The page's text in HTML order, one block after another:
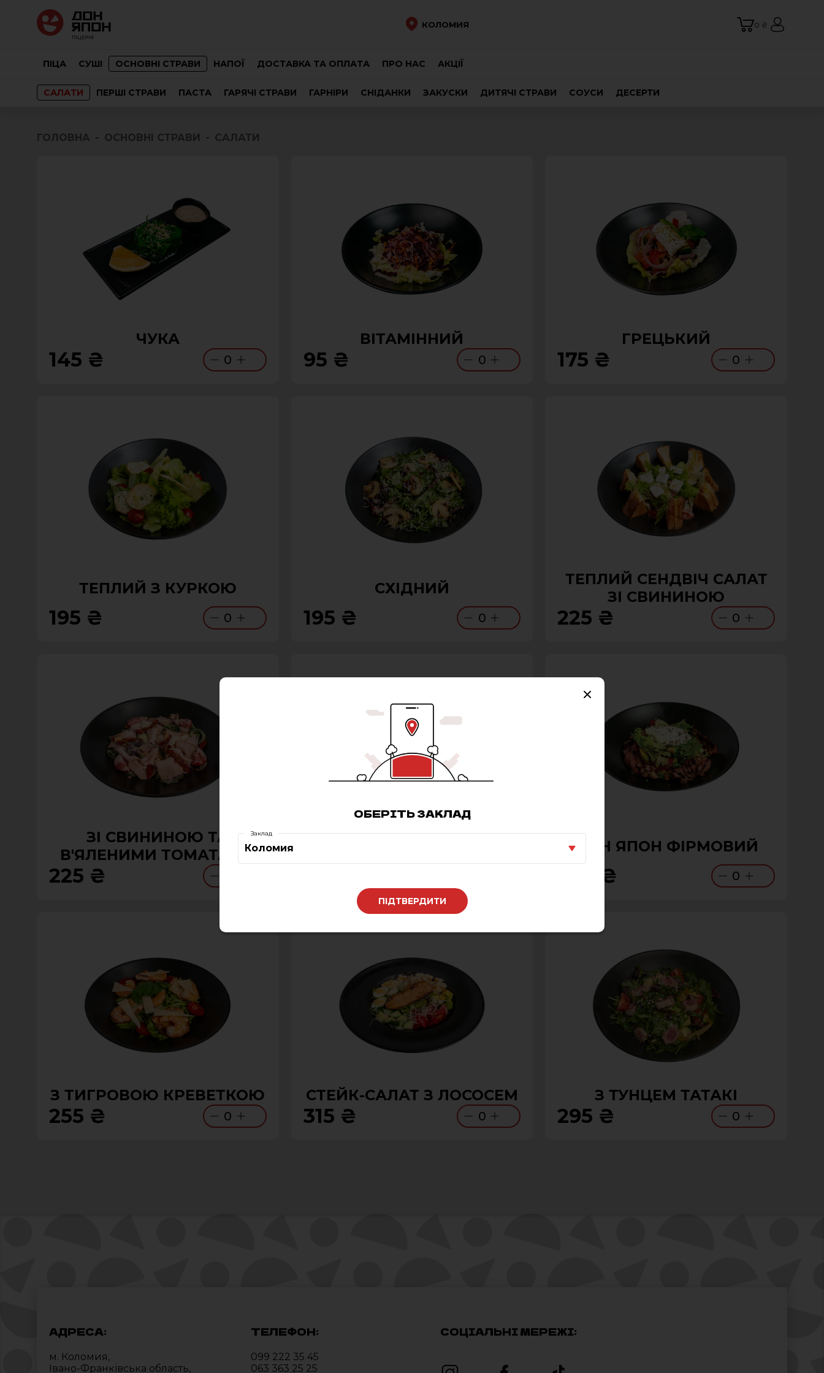
КОЛОМИЯ 0 ₴
ПІЦА СУШІ ОСНОВНІ СТРАВИ НАПОЇ ДОСТАВКА ТА ОПЛАТА ПРО НАС АКЦІЇ
САЛАТИ ПЕРШІ СТРАВИ ПАСТА ГАРЯЧІ СТРАВИ ГАРНІРИ СНІДАНКИ ЗАКУСКИ ДИТЯЧІ СТРАВИ СОУСИ ДЕСЕРТИ
ГОЛОВНА ОСНОВНІ СТРАВИ САЛАТИ
ЧУКА
145 ₴ 0
ВІТАМІННИЙ
95 ₴ 0
ГРЕЦЬКИЙ
175 ₴ 0
ТЕПЛИЙ З КУРКОЮ
195 ₴ 0
СХІДНИЙ
195 ₴ 0
ТЕПЛИЙ СЕНДВІЧ САЛАТ
ЗІ СВИНИНОЮ
225 ₴ 0
ЗІ СВИНИНОЮ ТА
В'ЯЛЕНИМИ ТОМАТАМИ
225 ₴
ДОН ЯПОН ФІРМОВИЙ
240 ₴ 0
З ТИГРОВОЮ КРЕВЕТКОЮ
255 ₴ 0
СТЕЙК-САЛАТ З ЛОСОСЕМ
315 ₴ 0
З ТУНЦЕМ ТАТАКІ
295 ₴ 0
АДРЕСА:
м. Коломия,
Івано-Франківська область,
ТЕЛЕФОН:
099 222 35 45
063 363 25 25
СОЦІАЛЬНІ МЕРЕЖІ:
ОБЕРІТЬ ЗАКЛАД
Коломия
Заклад
ПІДТВЕРДИТИ